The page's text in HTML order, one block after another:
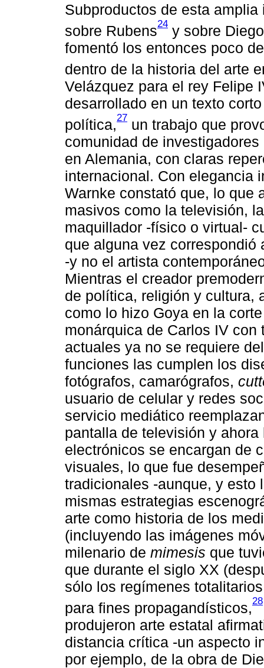
Subproductos de esta
sobre Rubens24 y sobre
fomentó los entonces poco
dentro de la historia del arte
Velázquez para el rey Felipe
desarrollado en un texto
política,27 un trabajo que
comunidad de
en Alemania, con claras
internacional. Con elegancia
Warnke constató que, lo que
masivos como la televisión,
maquillador -físico o virtual-
que alguna vez
-y no el artista
Mientras el creador
de política, religión y cultura,
como lo hizo Goya en la
monárquica de Carlos IV
actuales ya no se requiere
funciones las cumplen los
fotógrafos, camarógrafos,
usuario de celular y redes
servicio mediático
pantalla de televisión y
electrónicos se encargan de
visuales, lo que fue
tradicionales -aunque, y esto
mismas estrategias
arte como historia de los
(incluyendo las imágenes
milenario de mimesis que
que durante el siglo XX
sólo los regímenes
para fines propagandísticos,28
produjeron arte estatal
distancia crítica -un aspecto
por ejemplo, de la obra de